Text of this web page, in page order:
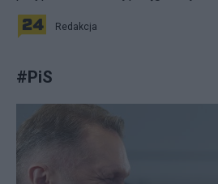
Redakcja
#PiS